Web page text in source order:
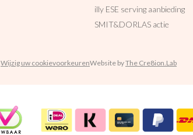
illy ESE serving aanbieding
SMIT&DORLAS actie
Wijzig uw cookievoorkeurenWebsite byThe Cre8ion.Lab